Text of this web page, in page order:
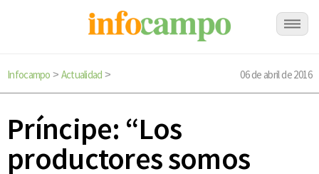
Infocampo > Actualidad > 06 de abril de 2016
Príncipe: “Los
productores somos